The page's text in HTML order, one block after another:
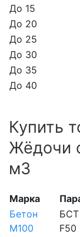
До 15
До 20
До 25
До 30
До 35
До 40
Купить
Жёдочи
м3
Марка
Бетон
М100
БСТ
F50